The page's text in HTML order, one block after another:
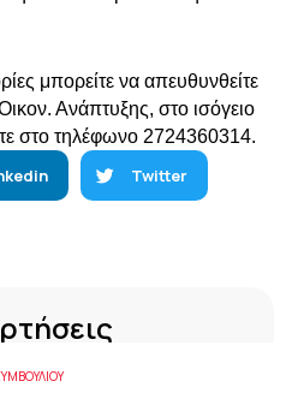
μπορείτε να απευθυνθείτε
Ανάπτυξης, στο ισόγειο
στο τηλέφωνο 2724360314.
Twitter